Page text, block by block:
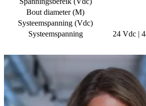
Bout diameter (M)
Systeemspanning (Vdc)
Systeemspanning
24 Vdc |